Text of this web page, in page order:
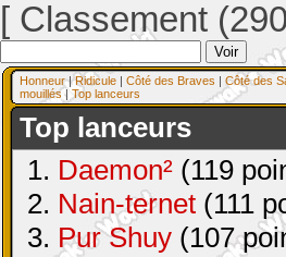
[ Classement
Honneur|Ridicule | Côté des Braves | Côté des
mouillés| Top lanceurs
Top lanceurs
1. Daemon² (119
2. Nain-ternet (111
3. Pur Shuy (107